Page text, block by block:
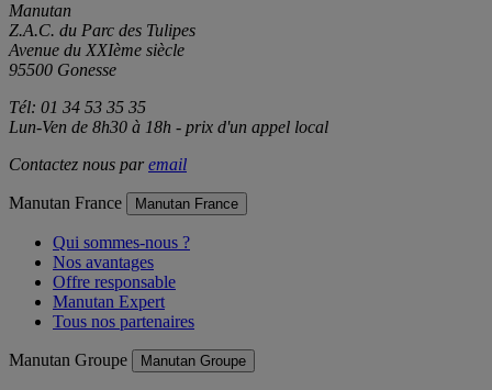
Manutan
Z.A.C. du Parc des Tulipes
Avenue du XXIème siècle
95500 Gonesse
Tél: 01 34 53 35 35
Lun-Ven de 8h30 à 18h - prix d'un appel local
Contactez nous paremail
Manutan France Manutan France
Qui sommes-nous ?
Nos avantages
Offre responsable
Manutan Expert
Tous nos partenaires
Manutan Groupe Manutan Groupe